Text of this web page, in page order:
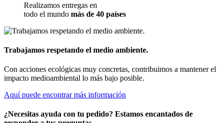
Realizamos entregas en
todo el mundo más de 40 países
Trabajamos respetando el medio ambiente.
Con acciones ecológicas muy concretas, contribuimos a mantener el
impacto medioambiental lo más bajo posible.
Aquí puede encontrar más información
¿Necesitas ayuda con tu pedido? Estamos encantados de